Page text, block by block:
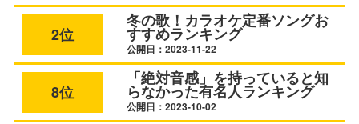
2位
冬の歌！カラオケ定番ソングお
すすめランキング
公開日：2023-11-22
8位
「絶対音感」を持っていると知
らなかった有名人ランキング
公開日：2023-10-02